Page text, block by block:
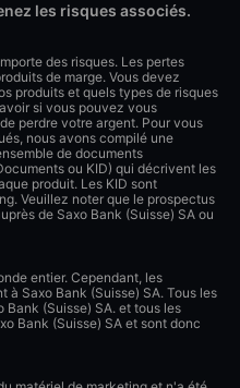
les risques associés.
des risques. Les pertes
de marge. Vous devez
produits et quels types de risques
si vous pouvez vous
perdre votre argent. Pour vous
nous avons compilé une
de documents
ou KID) qui décrivent les
produit. Les KID sont
Veuillez noter que le prospectus
de Saxo Bank (Suisse) SA ou
entier. Cependant, les
à Saxo Bank (Suisse) SA. Tous les
(Suisse) SA. et tous les
Bank (Suisse) SA et sont donc